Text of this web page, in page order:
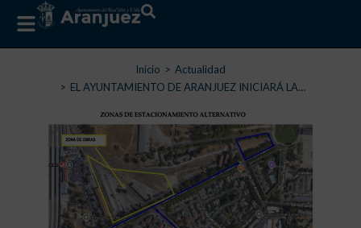
Inicio
Actualidad
EL AYUNTAMIENTO DE ARANJUEZ INICIARÁ LA…